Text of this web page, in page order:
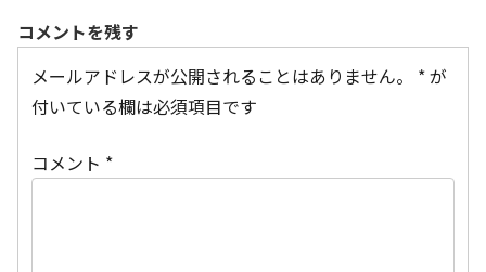
コメントを残す
メールアドレスが公開されることはありません。
*が
付いている欄は必須項目です
コメント *